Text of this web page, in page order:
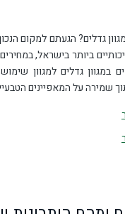
גדלים? הגעתם למקום
ביותר בישראל,
במגוון גדלים למגוון
שמירה על המאפיינים